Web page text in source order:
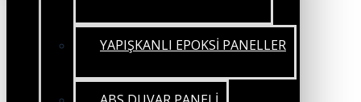
YAPIŞKANLI EPOKSİ PANELLER